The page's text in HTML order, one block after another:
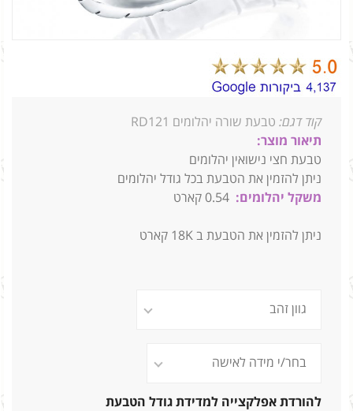
קוד דגם: טבעת שורה יהלומים RD121
תיאור מוצר:
טבעת חצי נישואין יהלומים
ניתן להזמין את הטבעת בכל גודל יהלומים
משקל יהלומים:
ניתן להזמין את הטבעת ב 18K קארט
להורדת אפלקצייה למדידת גודל הטבעת